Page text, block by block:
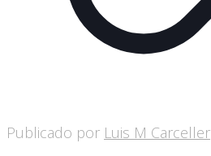
Publicado por Luis M Carceller